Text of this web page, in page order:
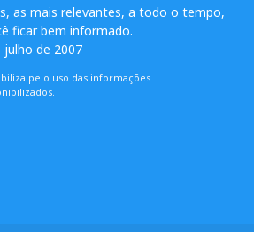
as mais relevantes, a todo o tempo,
ficar bem informado.
julho de 2007
pelo uso das informações